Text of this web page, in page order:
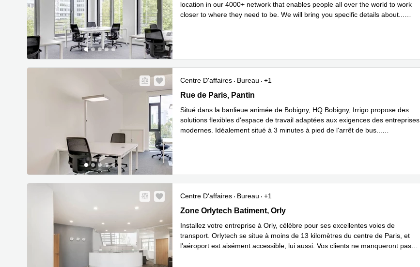
location in our 4000+ network that enables people all over the world to work
closer to where they need to be. We will bring you specific details about
Centre D'affaires Bureau
+1
27 Rue de Paris, Pantin
Rue de Paris, Pantin
Situé dans la banlieue animée de Bobigny, HQ Bobigny, Irrigo propose des
solutions flexibles d'espace de travail adaptées aux exigences des entreprises
modernes. Idéalement situé à 3 minutes à pied de l'arrêt de bus
Centre D'affaires Bureau
+1
Zone Orlytech Batiment 516,1 allée du commandant Mouchotte, Orly
Zone Orlytech Batiment, Orly
Installez votre entreprise à Orly, célèbre pour ses excellentes voies de
transport. Orlytech se situe à moins de 13 kilomètres du centre de Paris, et
l'aéroport est aisément accessible, lui aussi. Vos clients ne manqueront pas